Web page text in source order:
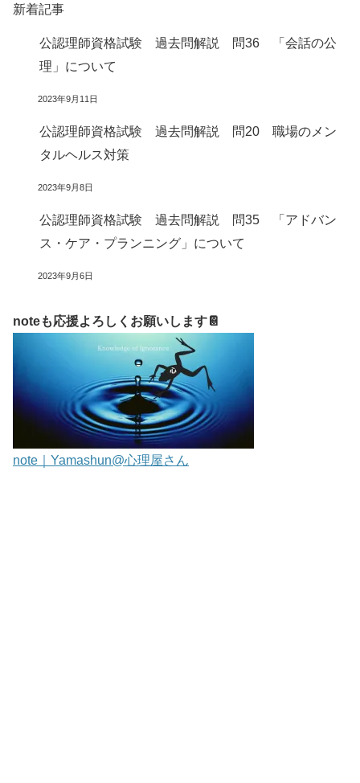
新着記事
公認理師資格試験 過去問解説 問36 「会話の公
理」について
2023年9月11日
公認理師資格試験 過去問解説 問20 職場のメン
タルヘルス対策
2023年9月8日
公認理師資格試験 過去問解説 問35 「アドバン
ス・ケア・プランニング」について
2023年9月6日
noteも応援よろしくお願いします📔
note｜Yamashun@心理屋さん